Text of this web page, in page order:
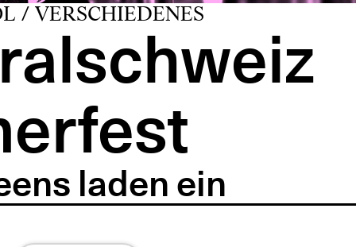
/ VERSCHIEDENES
laden ein